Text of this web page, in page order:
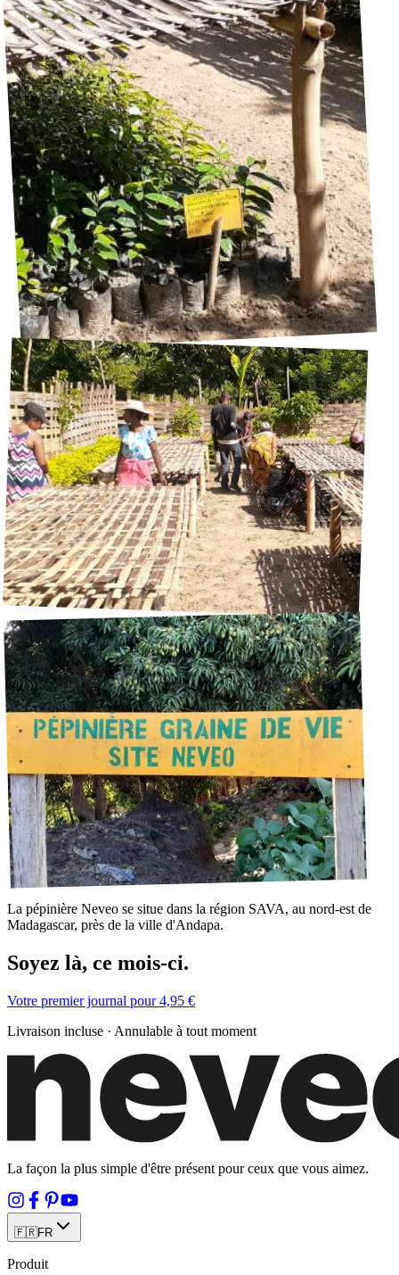
La pépinière Neveo se situe dans la région SAVA, au nord-est de
Madagascar, près de la ville d'Andapa.
Soyez là, ce mois-ci.
Votre premier journal pour 4,95 €
Livraison incluse · Annulable à tout moment
La façon la plus simple d'être présent pour ceux que vous aimez.
🇫🇷FR
Produit